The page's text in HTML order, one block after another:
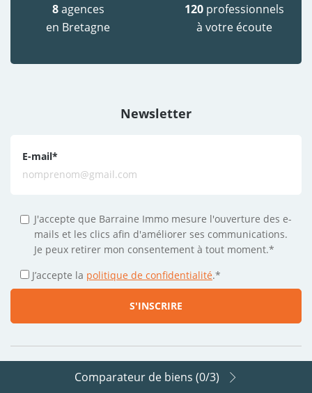
8agences
en Bretagne
120 professionnels
à votre écoute
Newsletter
E-mail*
J'accepte que Barraine Immo mesure l'ouverture des e-
mails et les clics afin d'améliorer ses communications.
Je peux retirer mon consentement à tout moment.*
J’accepte la politique de confidentialité.*
Suivez-nous sur les réseaux
Comparateur de biens (0/3)